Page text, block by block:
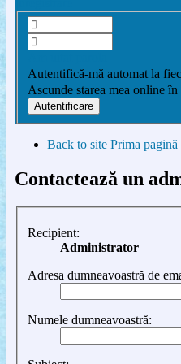
Autentifică-mă automat la
Ascunde starea mea online în
Back to site Prima pagină
Contactează un
Recipient:
Administrator
Adresa dumneavoastră de
Numele dumneavoastră: